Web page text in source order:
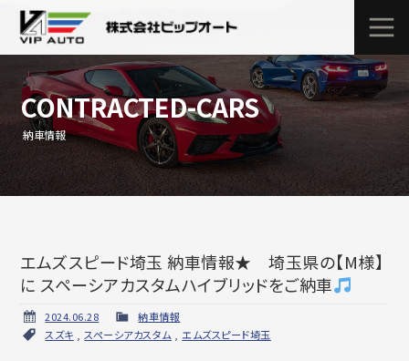
CONTRACTED-CARS
納車情報
エムズスピード埼玉 納車情報★ 埼玉県の【M様】
に スペーシアカスタムハイブリッドをご納車
2024.06.28
納車情報
スズキ
スペーシアカスタム エムズスピード埼玉